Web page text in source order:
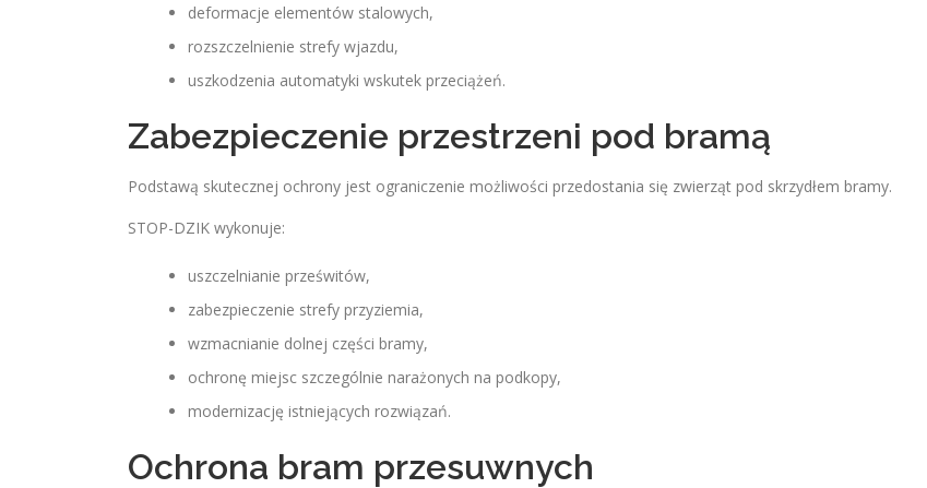
deformacje elementów stalowych,
rozszczelnienie strefy wjazdu,
uszkodzenia automatyki wskutek przeciążeń.
Zabezpieczenie przestrzeni pod bramą
Podstawą skutecznej ochrony jest ograniczenie możliwości przedostania się zwierząt pod skrzydłem bramy.
STOP-DZIK wykonuje:
uszczelnianie prześwitów,
zabezpieczenie strefy przyziemia,
wzmacnianie dolnej części bramy,
ochronę miejsc szczególnie narażonych na podkopy,
modernizację istniejących rozwiązań.
Ochrona bram przesuwnych